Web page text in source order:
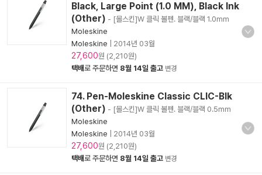
Black, Large Point (1.0 MM), Black Ink
(Other) - [몰스킨]W 클릭 볼펜. 블랙/블랙 1.0mm
Moleskine
Moleskine
2014년 03월
27,600원 (2,210원)
택배로 주문하면 8월 14일 출고 변경
74. Pen-Moleskine Classic CLIC-Blk
(Other) - [몰스킨]W 클릭 볼펜. 블랙/블랙 0.5mm
Moleskine
Moleskine
2014년 03월
27,600원 (2,210원)
택배로 주문하면 8월 14일 출고 변경